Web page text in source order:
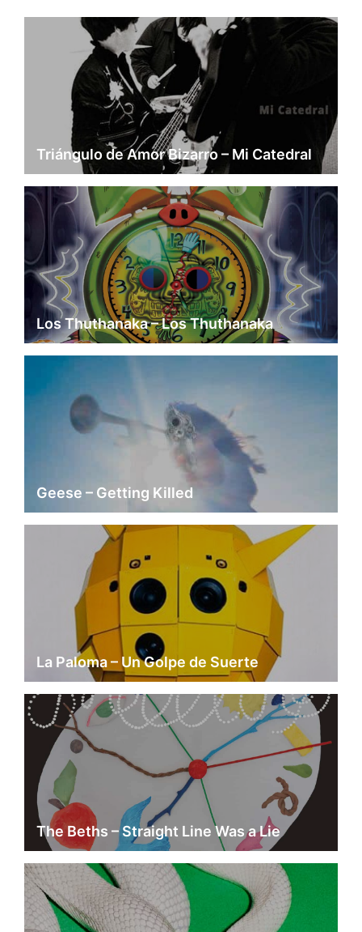
Triángulo de Amor Bizarro – Mi Catedral
Los Thuthanaka – Los Thuthanaka
Geese – Getting Killed
La Paloma – Un Golpe de Suerte
The Beths – Straight Line Was a Lie